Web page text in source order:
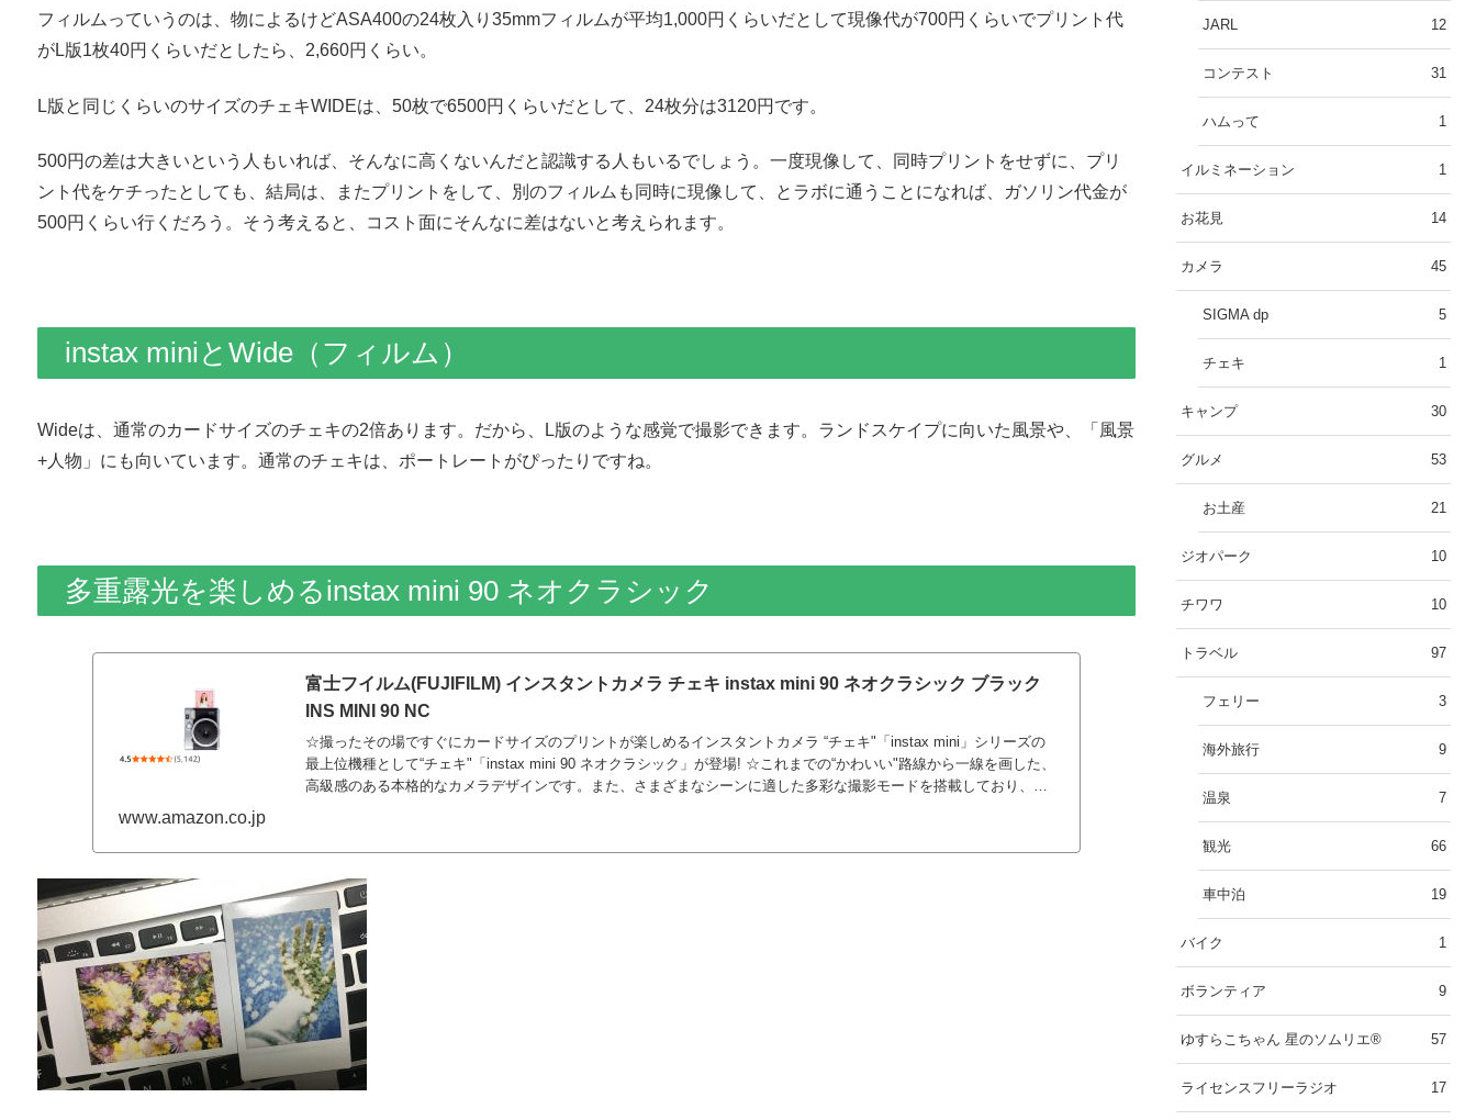
フィルムっていうのは、物によるけどASA400の24枚入り35mmフィルムが平均1,000円くらいだとして現像代が700円くらいでプリント代
がL版1枚40円くらいだとしたら、2,660円くらい。
L版と同じくらいのサイズのチェキWIDEは、50枚で6500円くらいだとして、24枚分は3120円です。
500円の差は大きいという人もいれば、そんなに高くないんだと認識する人もいるでしょう。一度現像して、同時プリントをせずに、プリ
ント代をケチったとしても、結局は、またプリントをして、別のフィルムも同時に現像して、とラボに通うことになれば、ガソリン代金が
500円くらい行くだろう。そう考えると、コスト面にそんなに差はないと考えられます。
instax miniとWide（フィルム）
Wideは、通常のカードサイズのチェキの2倍あります。だから、L版のような感覚で撮影できます。ランドスケイプに向いた風景や、「風景
+人物」にも向いています。通常のチェキは、ポートレートがぴったりですね。
多重露光を楽しめるinstax mini 90 ネオクラシック
富士フイルム(FUJIFILM) インスタントカメラ チェキ instax mini 90 ネオクラシック ブラック
INS MINI 90 NC
☆撮ったその場ですぐにカードサイズのプリントが楽しめるインスタントカメラ “チェキ"「instax mini」シリーズの
最上位機種として“チェキ"「instax mini 90 ネオクラシック」が登場! ☆これまでの“かわいい"路線から一線を画した、
高級感のある本格的なカメラデザインです。また、さまざまなシーンに適した多彩な撮影モードを搭載しており、よ
www.amazon.co.jp
JARL 12
コンテスト 31
ハムって 1
イルミネーション 1
お花見 14
カメラ 45
SIGMA dp 5
チェキ 1
キャンプ 30
グルメ 53
お土産 21
ジオパーク 10
チワワ 10
トラベル 97
フェリー 3
海外旅行 9
温泉 7
観光 66
車中泊 19
バイク 1
ボランティア 9
ゆすらこちゃん 星のソムリエ®︎ 57
ライセンスフリーラジオ 17